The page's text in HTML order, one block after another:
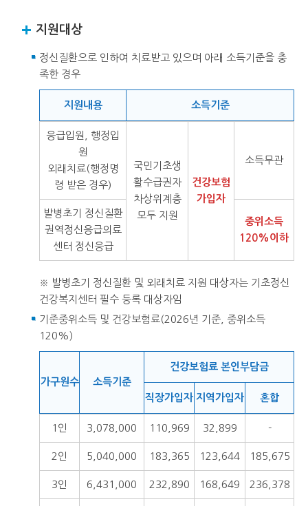
지원대상
정신질환으로 인하여 치료받고 있으며 아래 소득기준을 충
족한 경우
지원내용 소득기준
응급입원, 행정입
원
외래치료(행정명
령 받은 경우)
국민기초생
활수급권자
차상위계층
모두 지원
건강보험
가입자
소득무관
발병초기 정신질환
권역정신응급의료
센터 정신응급
중위소득
120%이하
※ 발병초기 정신질환 및 외래치료 지원 대상자는 기초정신
건강복지센터 필수 등록 대상자임
기준중위소득 및 건강보험료(2026년 기준, 중위소득
120%)
가구원수 소득기준
건강보험료 본인부담금
직장가입자 지역가입자 혼합
1인 3,078,000 110,969 32,899 -
2인 5,040,000 183,365 123,644 185,675
3인 6,431,000 232,890 168,649 236,378